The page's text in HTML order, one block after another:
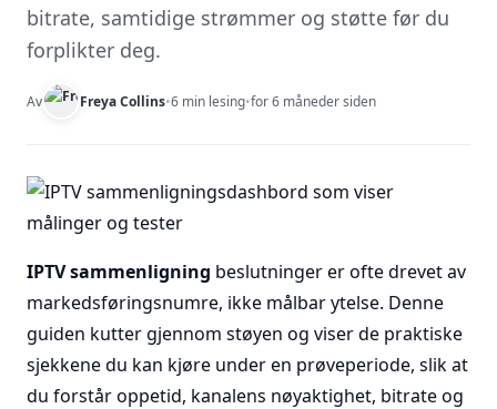
bitrate, samtidige strømmer og støtte før du
forplikter deg.
Av Freya Collins•6 min lesing•for 6 måneder siden
IPTV sammenligning beslutninger er ofte drevet av
markedsføringsnumre, ikke målbar ytelse. Denne
guiden kutter gjennom støyen og viser de praktiske
sjekkene du kan kjøre under en prøveperiode, slik at
du forstår oppetid, kanalens nøyaktighet, bitrate og